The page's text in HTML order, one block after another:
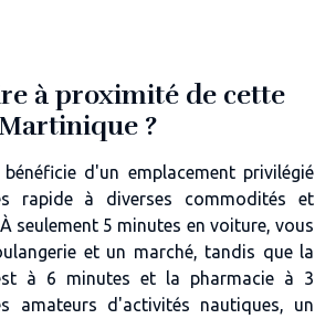
à proximité de cette
?
d'un emplacement privilégié
rapide à diverses commodités et
seulement 5 minutes en voiture, vous
et un marché, tandis que la
à 6 minutes et la pharmacie à 3
amateurs d'activités nautiques, un